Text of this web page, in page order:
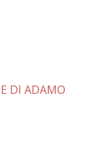
DI ADAMO